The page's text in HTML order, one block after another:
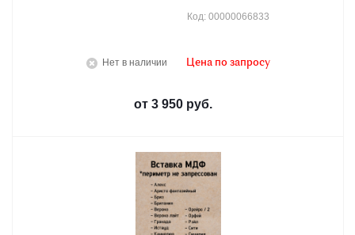
Нет в наличии
Код: 00000066833
Цена по запросу
от 3 950 руб.